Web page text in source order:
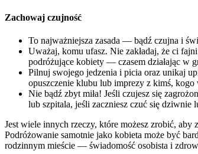
Zachowaj czujność
To najważniejsza zasada — bądź czujna i
Uważaj, komu ufasz. Nie zakładaj, że ci
podróżujące kobiety — czasem działając w
Pilnuj swojego jedzenia i picia oraz unikaj
opuszczenie klubu lub imprezy z kimś, kogo
Nie bądź zbyt miła! Jeśli czujesz się
lub szpitala, jeśli zaczniesz czuć się dziwnie
Jest wiele innych rzeczy, które możesz zrobić,
Podróżowanie samotnie jako kobieta może być
rodzinnym mieście — świadomość osobista i